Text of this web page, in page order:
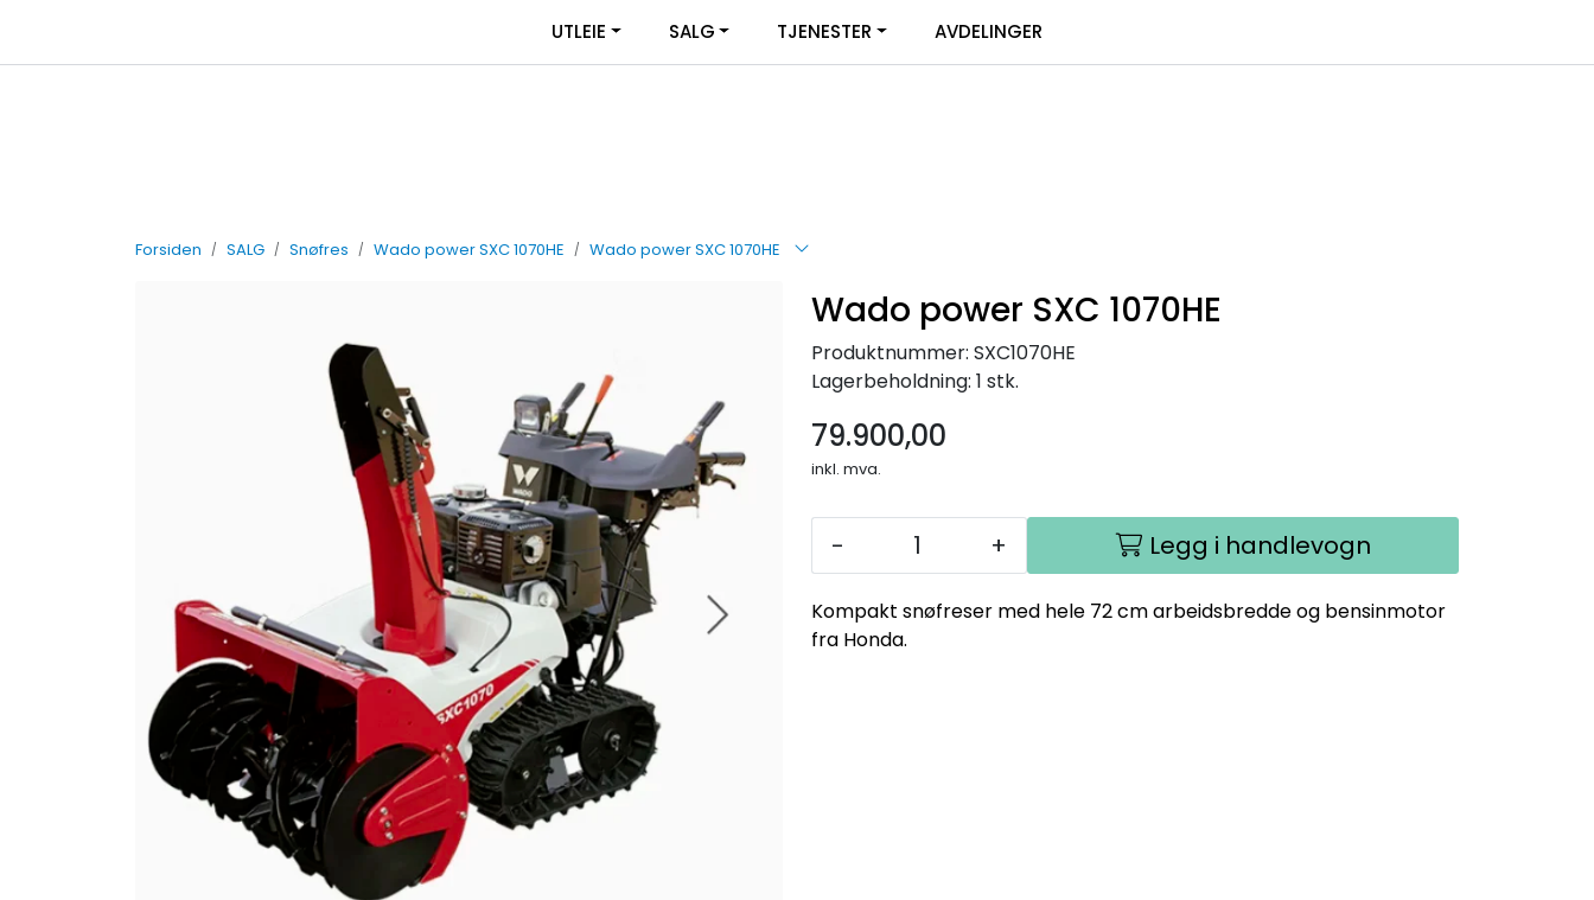
UTLEIE SALG TJENESTER AVDELINGER
Forsiden SALG Snøfres Wado power SXC 1070HE Wado power SXC 1070HE
Wado power SXC 1070HE
Produktnummer: SXC1070HE
Lagerbeholdning: 1 stk.
79.900,00
inkl. mva.
- + Legg i handlevogn
Kompakt snøfreser med hele 72 cm arbeidsbredde og bensinmotor
fra Honda.